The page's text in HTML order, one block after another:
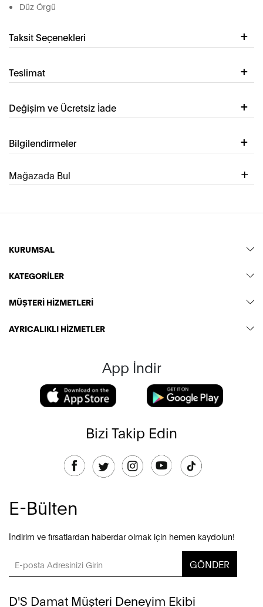
Düz Örgü
Taksit Seçenekleri
Teslimat
Değişim ve Ücretsiz İade
Bilgilendirmeler
Mağazada Bul
KURUMSAL
KATEGORİLER
MÜŞTERİ HİZMETLERİ
AYRICALIKLI HİZMETLER
App İndir
Bizi Takip Edin
E-Bülten
İndirim ve fırsatlardan haberdar olmak için hemen kaydolun!
GÖNDER
D'S Damat Müşteri Deneyim Ekibi